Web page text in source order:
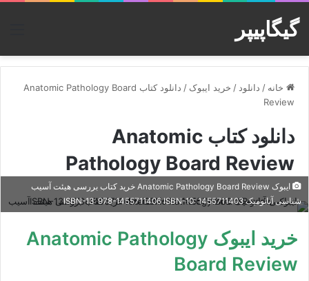
گیگاپیپر
خانه / دانلود / خرید ایبوک /
دانلود کتاب Anatomic Pathology Board
Review
دانلود کتاب Anatomic
Pathology Board Review
ایبوک Anatomic Pathology Board Review خرید کتاب بررسی هیئت آسیب
شناسی آناتومیک ISBN-13: 978-1455711406 ISBN-10: 1455711403
خرید ایبوک Anatomic Pathology
Board Review